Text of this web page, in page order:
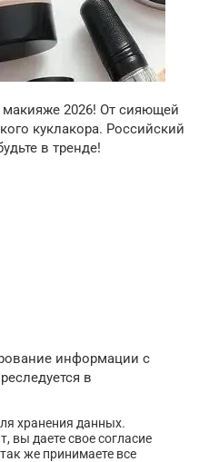
макияже 2026! От сияющей
куклакора. Российский
в тренде!
информации с
в
хранения данных.
вы даете свое согласие
же принимаете все